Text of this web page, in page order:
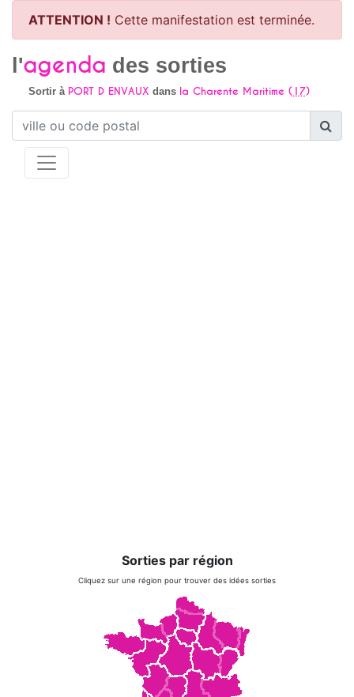
ATTENTION ! Cette manifestation est terminée.
l'agenda des sorties
Sortir à PORT D ENVAUX dans la Charente Maritime (17)
Sorties par région
Cliquez sur une région pour trouver des idées sorties